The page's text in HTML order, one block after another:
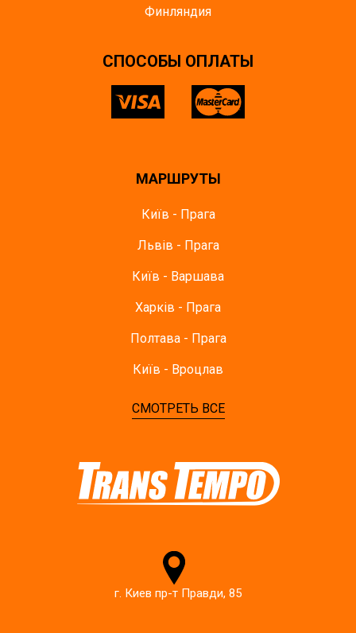
Финляндия
CПОСОБЫ ОПЛАТЫ
МАРШРУТЫ
Київ - Прага
Львів - Прага
Київ - Варшава
Харків - Прага
Полтава - Прага
Київ - Вроцлав
СМОТРЕТЬ ВСЕ
г. Киев пр-т Правди, 85